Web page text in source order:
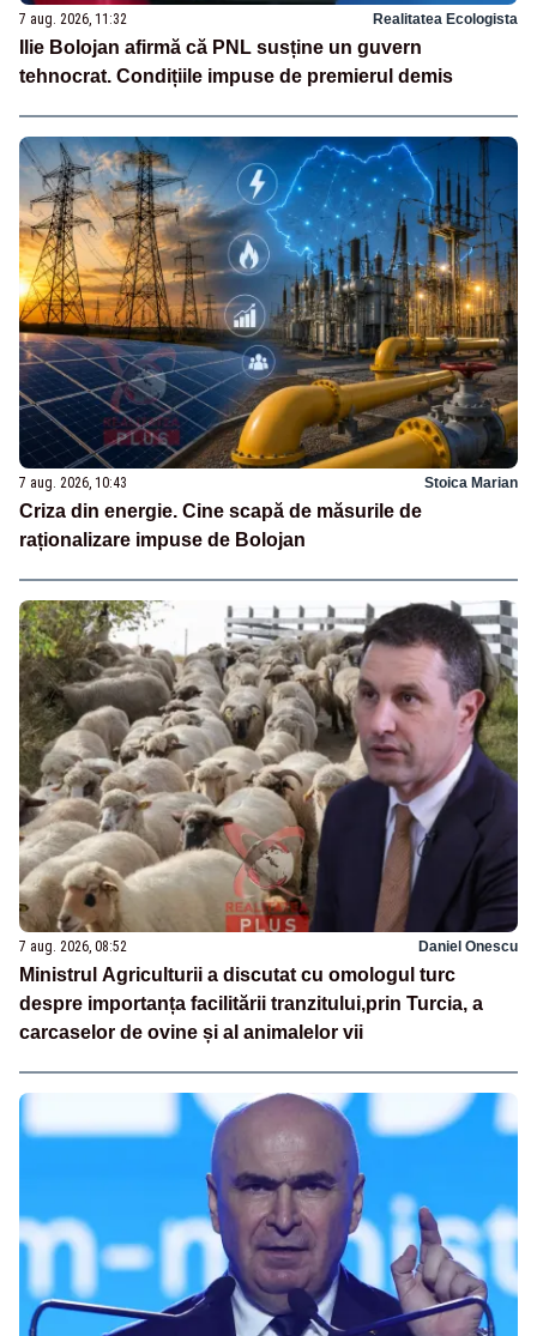
7 aug. 2026, 11:32 Realitatea Ecologista
Ilie Bolojan afirmă că PNL susține un guvern
tehnocrat. Condițiile impuse de premierul demis
7 aug. 2026, 10:43 Stoica Marian
Criza din energie. Cine scapă de măsurile de
raționalizare impuse de Bolojan
7 aug. 2026, 08:52 Daniel Onescu
Ministrul Agriculturii a discutat cu omologul turc
despre importanța facilitării tranzitului,prin Turcia, a
carcaselor de ovine și al animalelor vii